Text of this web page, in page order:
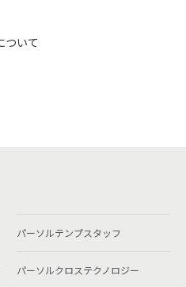
ついて
パーソルテンプスタッフ
パーソルクロステクノロジー